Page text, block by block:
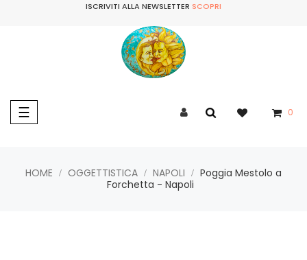
ISCRIVITI ALLA NEWSLETTER SCOPRI
navigazione
Toggle
☰ 0
HOME OGGETTISTICA NAPOLI
Poggia Mestolo a
Forchetta - Napoli